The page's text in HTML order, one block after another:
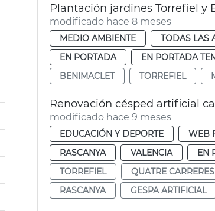
Plantación jardines Torrefiel y
modificado hace 8 meses
MEDIO AMBIENTE TODAS LAS
EN PORTADA
EN PORTADA
BENIMACLET
TORREFIEL
Renovación césped artificial
modificado hace 9 meses
EDUCACIÓN Y DEPORTE WEB
RASCANYA
VALENCIA EN
TORREFIEL
QUATRE CARRERES
RASCANYA
GESPA ARTIFICIAL